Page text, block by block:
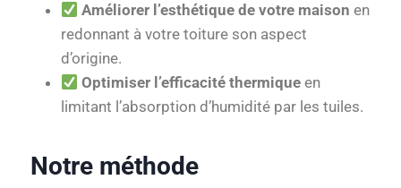
Améliorer l’esthétique de votre maison en
redonnant à votre toiture son aspect
d’origine.
Optimiser l’efficacité thermique en
limitant l’absorption d’humidité par les tuiles.
Notre méthode